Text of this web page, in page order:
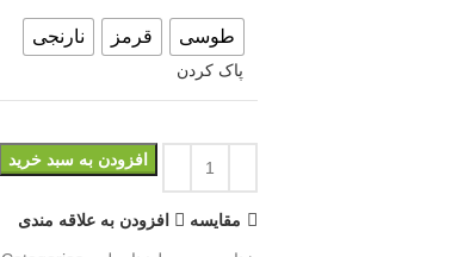
طوسی قرمز نارنجی
پاک کردن
افزودن به سبد خرید
مقايسه افزودن به علاقه مندی